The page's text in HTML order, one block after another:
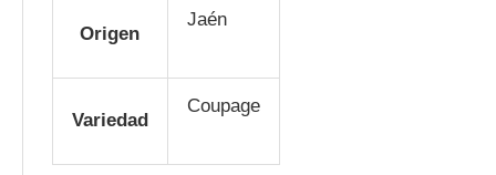
Origen
Jaén
Variedad
Coupage